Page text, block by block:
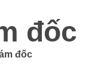
đốc
đốc